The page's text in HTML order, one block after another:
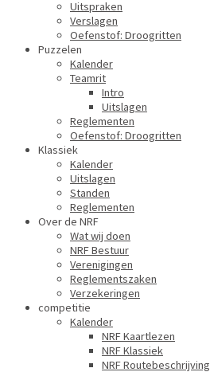
Uitspraken
Verslagen
Oefenstof: Droogritten
Puzzelen
Kalender
Teamrit
Intro
Uitslagen
Reglementen
Oefenstof: Droogritten
Klassiek
Kalender
Uitslagen
Standen
Reglementen
Over de NRF
Wat wij doen
NRF Bestuur
Verenigingen
Reglementszaken
Verzekeringen
competitie
Kalender
NRF Kaartlezen
NRF Klassiek
NRF Routebeschrijving